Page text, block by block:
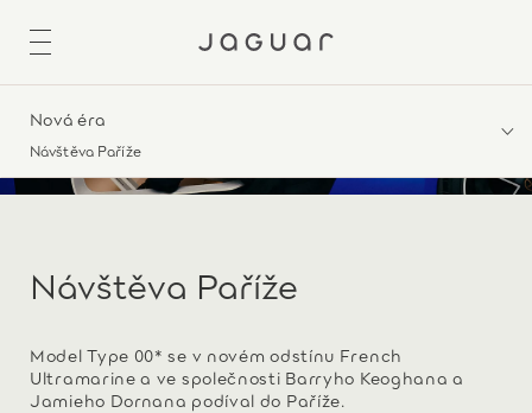
Nová éra
Návštěva Paříže
Návštěva Paříže
Model Type 00* se v novém odstínu French
Ultramarine a ve společnosti Barryho Keoghana a
Jamieho Dornana podíval do Paříže.